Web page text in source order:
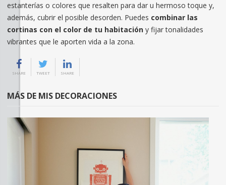
estanterías o colores que resalten para dar u hermoso toque y,
además, cubrir el posible desorden. Puedes combinar las
cortinas con el color de tu habitación y fijar tonalidades
vibrantes que le aporten vida a la zona.
SHARE TWEET SHARE
MÁS DE MIS DECORACIONES